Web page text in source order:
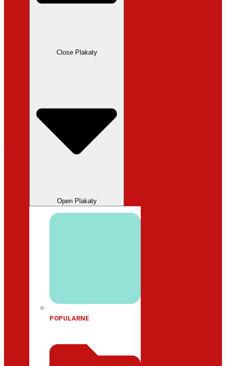
Close Plakaty
Open Plakaty
POPULARNE